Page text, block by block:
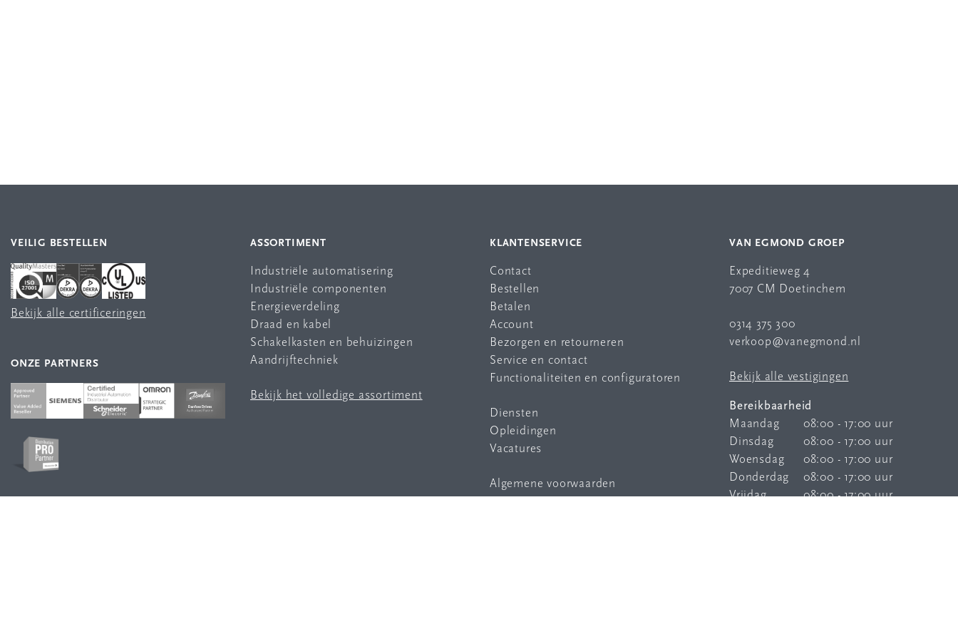
VEILIG BESTELLEN
Bekijk alle certificeringen
ONZE PARTNERS
ASSORTIMENT
Industriële automatisering
Industriële componenten
Energieverdeling
Draad en kabel
Schakelkasten en behuizingen
Aandrijftechniek
Bekijk het volledige assortiment
KLANTENSERVICE
Contact
Bestellen
Betalen
Account
Bezorgen en retourneren
Service en contact
Functionaliteiten en configuratoren
Diensten
Opleidingen
Vacatures
Algemene voorwaarden
VAN EGMOND GROEP
Expeditieweg 4
7007 CM Doetinchem
0314 375 300
verkoop@vanegmond.nl
Bekijk alle vestigingen
Bereikbaarheid
Maandag
08:00 - 17:00 uur
Dinsdag
08:00 - 17:00 uur
Woensdag
08:00 - 17:00 uur
Donderdag
08:00 - 17:00 uur
Vrijdag
08:00 - 17:00 uur